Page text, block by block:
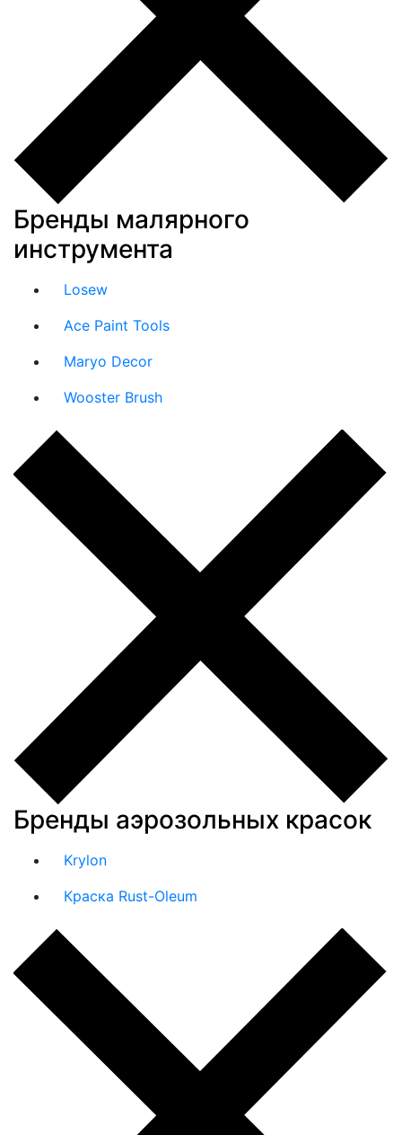
Бренды малярного
инструмента
Losew
Ace Paint Tools
Maryo Decor
Wooster Brush
Бренды аэрозольных красок
Krylon
Краска Rust-Oleum